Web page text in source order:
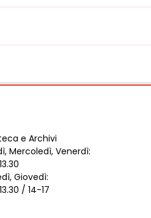
e Archivi
Mercoledì, Venerdì:
Giovedì:
/ 14-17